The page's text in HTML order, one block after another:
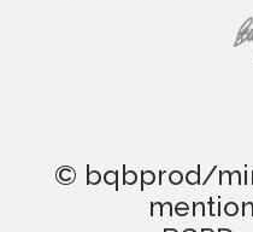
© bqbprod/